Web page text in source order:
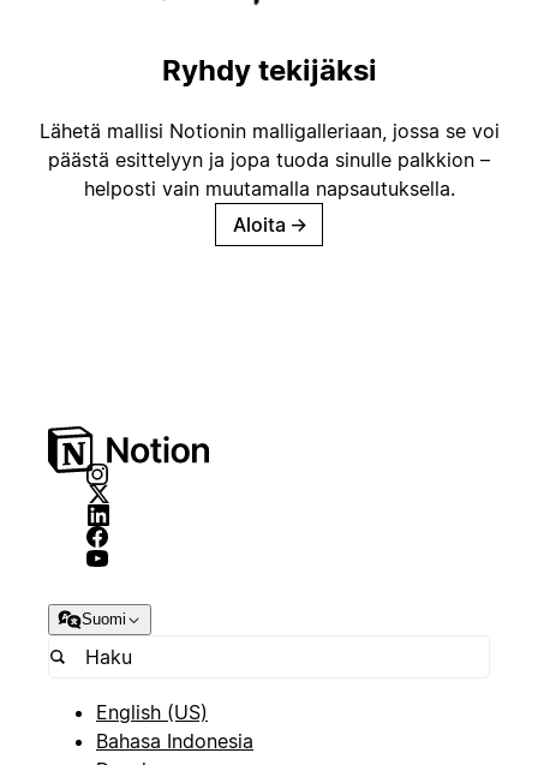
Ryhdy tekijäksi
Lähetä mallisi Notionin malligalleriaan, jossa se voi
päästä esittelyyn ja jopa tuoda sinulle palkkion –
helposti vain muutamalla napsautuksella.
Aloita →
Suomi
English (US)
Bahasa Indonesia